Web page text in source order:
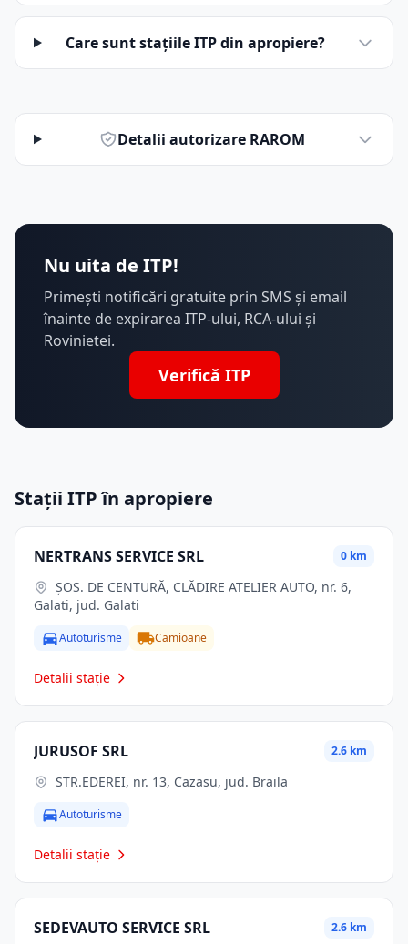
Care sunt stațiile ITP din apropiere?
Detalii autorizare RAROM
Nu uita de ITP!
Primești notificări gratuite prin SMS și email
înainte de expirarea ITP-ului, RCA-ului și
Rovinietei.
Verifică ITP
Stații ITP în apropiere
NERTRANS SERVICE SRL 0 km
Galati, jud. Galati
Autoturisme Camioane
Detalii stație
JURUSOF SRL 2.6 km
STR.EDEREI, nr. 13, Cazasu, jud. Braila
Autoturisme
Detalii stație
SEDEVAUTO SERVICE SRL 2.6 km